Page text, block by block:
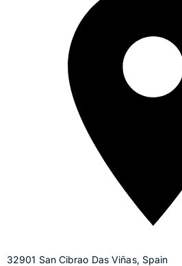
32901 San Cibrao Das Viñas, Spain